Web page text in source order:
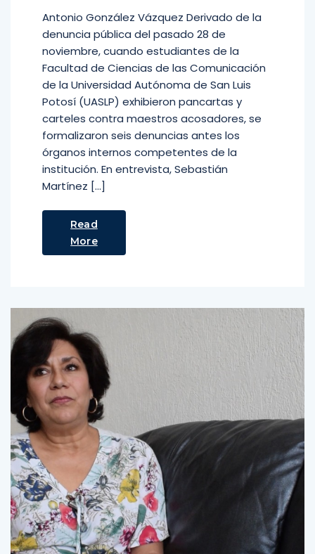
Antonio González Vázquez Derivado de la
denuncia pública del pasado 28 de
noviembre, cuando estudiantes de la
Facultad de Ciencias de las Comunicación
de la Universidad Autónoma de San Luis
Potosí (UASLP) exhibieron pancartas y
carteles contra maestros acosadores, se
formalizaron seis denuncias antes los
órganos internos competentes de la
institución. En entrevista, Sebastián
Martínez […]
Read
More